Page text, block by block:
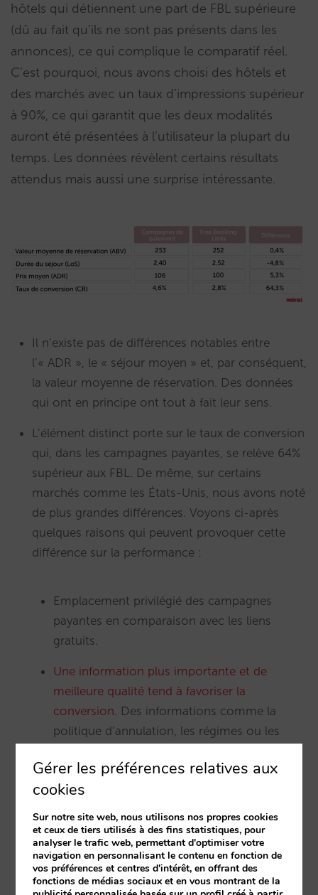
hôtels qui détiennent une part de FBL supérieure
(dû au fait qu’ils ne sont pas présents dans les
annonces), ce qui complique le comparatif réel.
C’est pourquoi, nous avons choisi des hôtels et
des marchés avec un taux d’impressions supérieur
à 90%, ce qui garantit que les deux modalités
auront été présentées à l’utilisateur la plupart du
temps. Les données révèlent certains résultats
attendus mais aussi une surprise intéressante.
Il n’existe pas de différences notables entre
l’« ADR », le « séjour moyen » et, par conséquent,
la valeur moyenne de réservation. Des données
qui ont en principe ont tout à fait leur sens.
L’élément distinct porte sur le taux de conversion
qui, dans les campagnes payantes, se relève 64%
supérieur aux FBL. De même, sur certains
marchés comme les États-Unis, nous avons noté
de plus grandes différences. Voyons ci-après
quelques raisons qui peuvent provoquer cette
différence sur la performance :
Emplacement privilégié des campagnes
payantes en comparaison avec les liens
gratuits.
Une information plus importante et de
meilleure qualité tend à favoriser la
conversion . Des informations comme la
politique d’annulation, les régimes ou les
présents que dans les liens payants.
chambres. Une caractéristique unique
également des annonces.
4 espaces disponibles par rapport à un grand
nombre dans la section gratuit, ce qui réduit
Gérer les préférences relatives aux
cookies
Sur notre site web, nous utilisons nos propres cookies
et ceux de tiers utilisés à des fins statistiques, pour
analyser le trafic web, permettant d'optimiser votre
navigation en personnalisant le contenu en fonction de
vos préférences et centres d'intérêt, en offrant des
fonctions de médias sociaux et en vous montrant de la